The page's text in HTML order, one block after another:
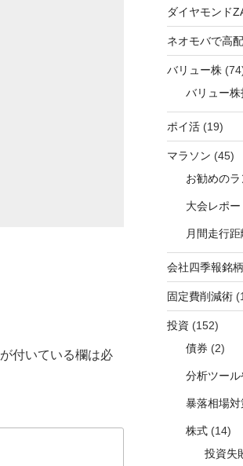
が付いている欄は必
ダイヤモンド
ネオモバで高
バリュー株
バリュー
ポイ活(19)
マラソン (45)
お勧めの
大会レポー
月間走行距
会社四季報銘
固定費削減術
投資 (152)
債券 (2)
分析ツー
暴落相場対
株式(14)
投資失